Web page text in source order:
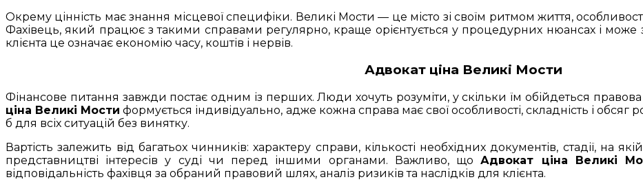
Окрему цінність має знання місцевої специфіки. Великі Мости — це місто зі своїм ритмом життя,
Фахівець, який працює з такими справами регулярно, краще орієнтується у процедурних нюансах і може
клієнта це означає економію часу, коштів і нервів.
Адвокат ціна Великі Мости
Фінансове питання завжди постає одним із перших. Люди хочуть розуміти, у скільки їм обійдеться
ціна Великі Мости формується індивідуально, адже кожна справа має свої особливості, складність і обсяг
б для всіх ситуацій без винятку.
Вартість залежить від багатьох чинників: характеру справи, кількості необхідних документів, стадії, на
представництві інтересів у суді чи перед іншими органами. Важливо, щоАдвокат ціна Великі
відповідальність фахівця за обраний правовий шлях, аналіз ризиків та наслідків для клієнта.